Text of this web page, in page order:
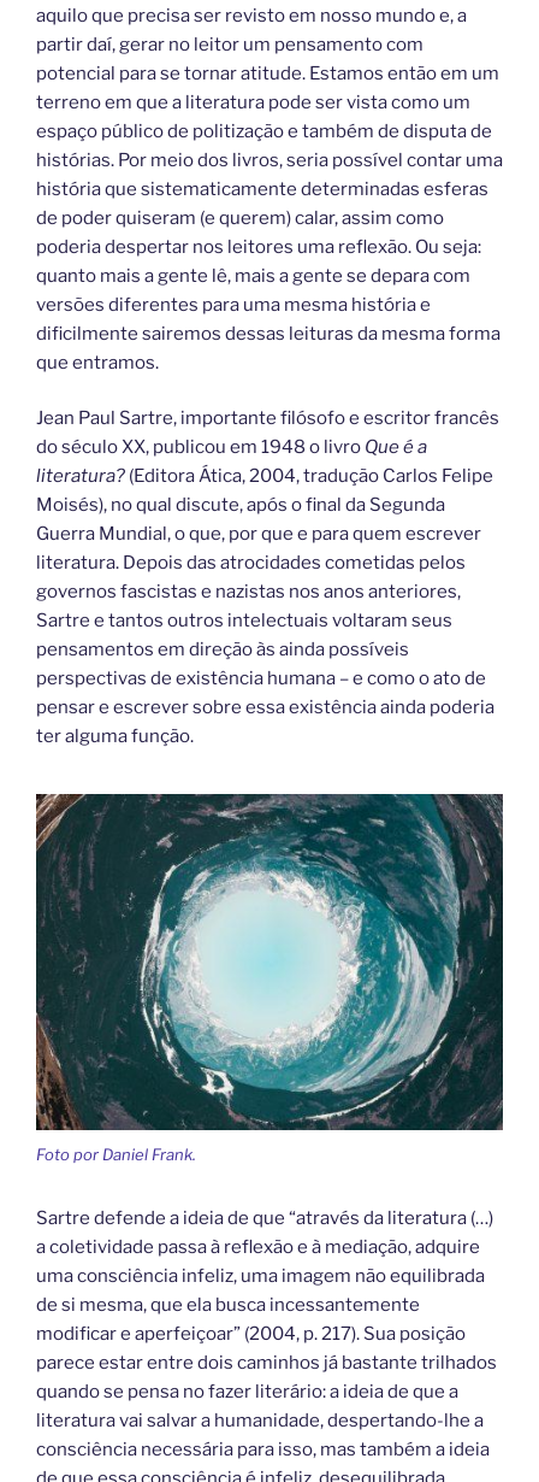
aquilo que precisa ser revisto em nosso mundo e, a
partir daí, gerar no leitor um pensamento com
potencial para se tornar atitude. Estamos então em um
terreno em que a literatura pode ser vista como um
espaço público de politização e também de disputa de
histórias. Por meio dos livros, seria possível contar uma
história que sistematicamente determinadas esferas
de poder quiseram (e querem) calar, assim como
poderia despertar nos leitores uma reflexão. Ou seja:
quanto mais a gente lê, mais a gente se depara com
versões diferentes para uma mesma história e
dificilmente sairemos dessas leituras da mesma forma
que entramos.
Jean Paul Sartre, importante filósofo e escritor francês
do século XX, publicou em 1948 o livro Que é a
literatura? (Editora Ática, 2004, tradução Carlos Felipe
Moisés), no qual discute, após o final da Segunda
Guerra Mundial, o que, por que e para quem escrever
literatura. Depois das atrocidades cometidas pelos
governos fascistas e nazistas nos anos anteriores,
Sartre e tantos outros intelectuais voltaram seus
pensamentos em direção às ainda possíveis
perspectivas de existência humana – e como o ato de
pensar e escrever sobre essa existência ainda poderia
ter alguma função.
Foto por Daniel Frank.
Sartre defende a ideia de que “através da literatura (…)
a coletividade passa à reflexão e à mediação, adquire
uma consciência infeliz, uma imagem não equilibrada
de si mesma, que ela busca incessantemente
modificar e aperfeiçoar” (2004, p. 217). Sua posição
parece estar entre dois caminhos já bastante trilhados
quando se pensa no fazer literário: a ideia de que a
literatura vai salvar a humanidade, despertando-lhe a
consciência necessária para isso, mas também a ideia